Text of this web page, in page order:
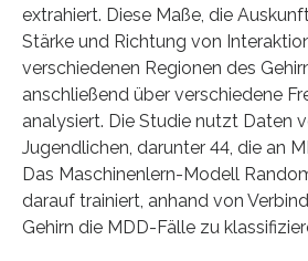
extrahiert. Diese Maße, die
Stärke und Richtung von
verschiedenen Regionen des
anschließend über verschiedene
analysiert. Die Studie nutzt Daten
Jugendlichen, darunter 44, die an
Das Maschinenlern-Modell
darauf trainiert, anhand von
Gehirn die MDD-Fälle zu